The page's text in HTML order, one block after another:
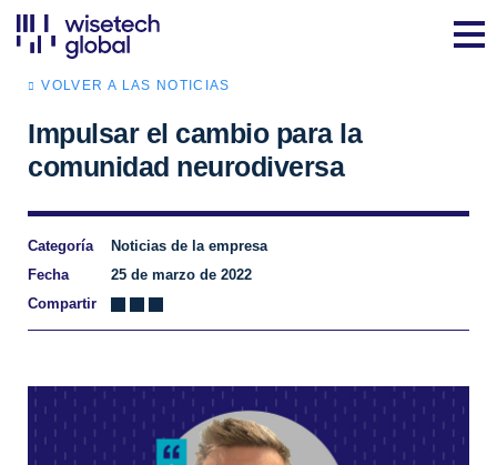
VOLVER A LAS NOTICIAS
Impulsar el cambio para la
comunidad neurodiversa
Categoría
Noticias de la empresa
Fecha
25 de marzo de 2022
Compartir